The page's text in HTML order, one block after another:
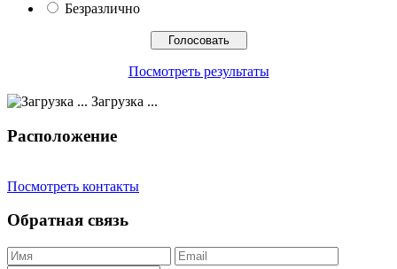
Безразлично
Посмотреть результаты
Загрузка ...
Расположение
Посмотреть контакты
Обратная связь